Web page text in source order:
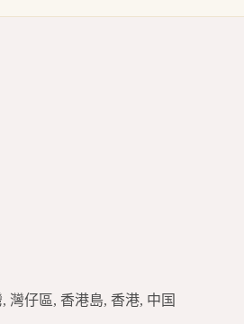
灣仔區, 香港島, 香港, 中国